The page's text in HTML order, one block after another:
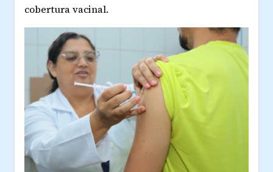
cobertura vacinal.